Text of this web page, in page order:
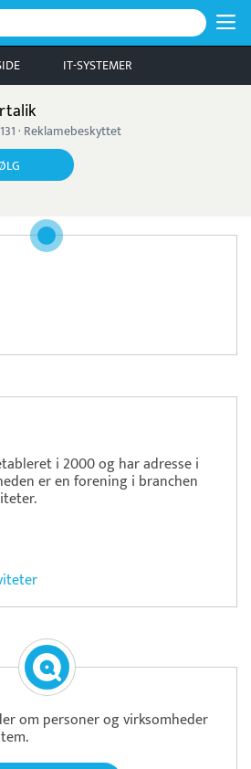
IT-SYSTEMER
· Reklamebeskyttet
i 2000 og har adresse i
er en forening i branchen
om personer og virksomheder